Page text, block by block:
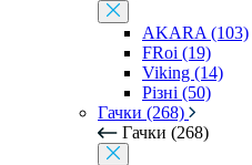
AKARA (103)
FRoi (19)
Viking (14)
Різні (50)
Гачки (268)
Гачки (268)